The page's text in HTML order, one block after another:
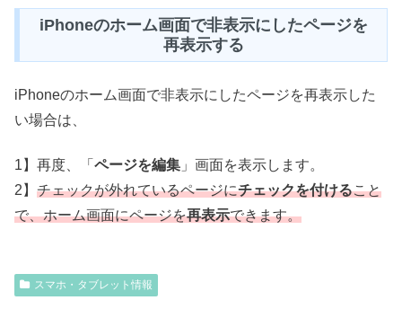
iPhoneのホーム画面で非表示にしたページを
再表示する
iPhoneのホーム画面で非表示にしたページを再表示した
い場合は、
1】再度、「 ページを編集 」画面を表示します。
2】 チェックが外れているページにチェックを付けること
で、ホーム画面にページを再表示できます。
スマホ・タブレット情報